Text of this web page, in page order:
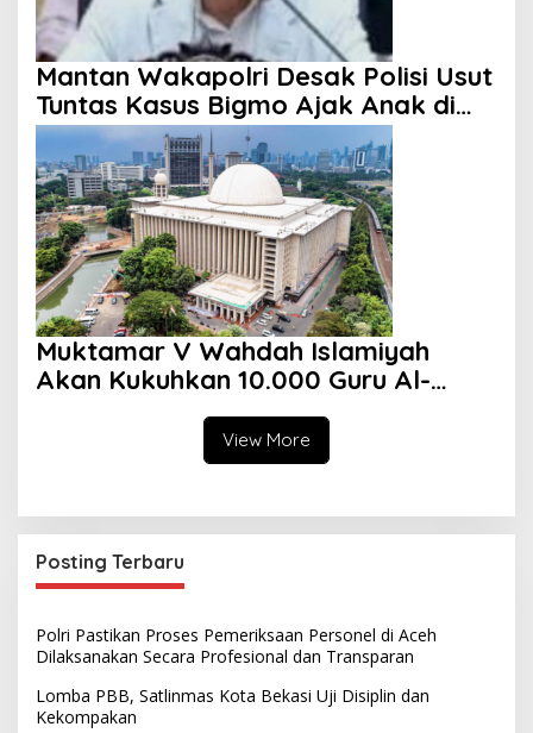
Mantan Wakapolri Desak Polisi Usut
Tuntas Kasus Bigmo Ajak Anak di
Bawah Umur Promosikan Vape
Muktamar V Wahdah Islamiyah
Akan Kukuhkan 10.000 Guru Al-
Qur’an di Masjid Istiqlal
View More
Posting Terbaru
Polri Pastikan Proses Pemeriksaan Personel di Aceh
Dilaksanakan Secara Profesional dan Transparan
Lomba PBB, Satlinmas Kota Bekasi Uji Disiplin dan
Kekompakan